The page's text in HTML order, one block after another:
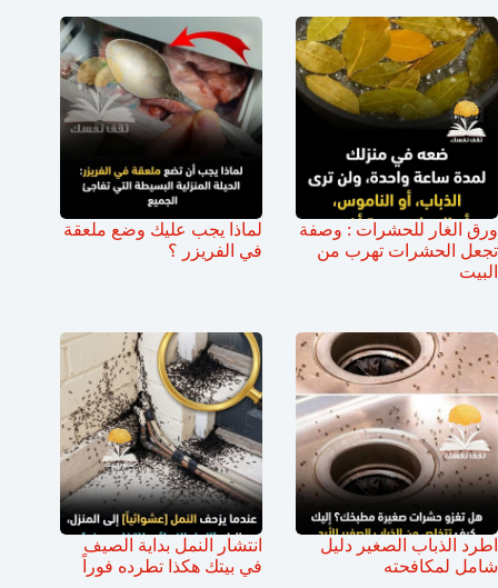
ورق الغار للحشرات : وصفة
تجعل الحشرات تهرب من
البيت
لماذا يجب عليك وضع ملعقة
في الفريزر ؟
اطرد الذباب الصغير دليل
شامل لمكافحته
انتشار النمل بداية الصيف
في بيتك هكذا تطرده فوراً